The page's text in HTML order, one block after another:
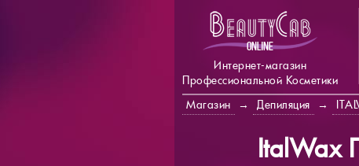
Интернет-магазин
Профессиональной Косметики
Магазин → Депиляция →
ItalWax